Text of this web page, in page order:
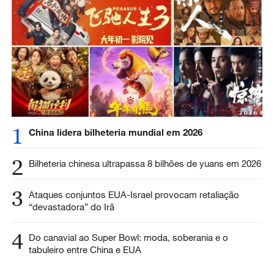
1 China lidera bilheteria mundial em 2026
2 Bilheteria chinesa ultrapassa 8 bilhões de yuans em 2026
3 Ataques conjuntos EUA-Israel provocam retaliação
“devastadora” do Irã
4 Do canavial ao Super Bowl: moda, soberania e o
tabuleiro entre China e EUA